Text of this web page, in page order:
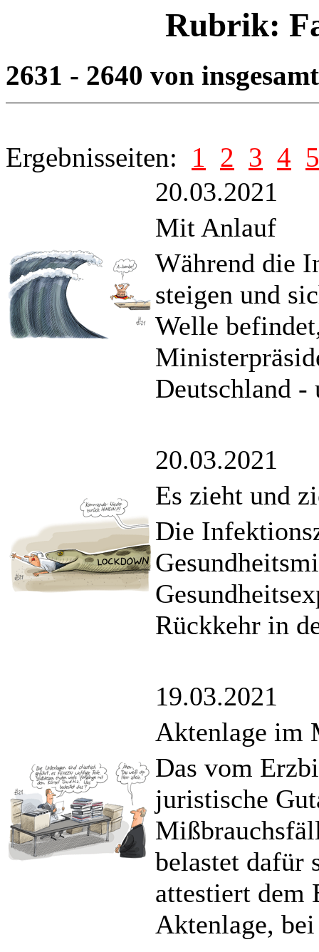
Rubrik:
2631 - 2640 von
Ergebnisseiten: 1 2 3 4 5
20.03.2021
Mit Anlauf
Während die
steigen und
Welle
Deutschland
20.03.2021
Es zieht und
Die
Rückkehr in
19.03.2021
Aktenlage im
Das vom
juristische
belastet dafür
attestiert dem
Aktenlage,